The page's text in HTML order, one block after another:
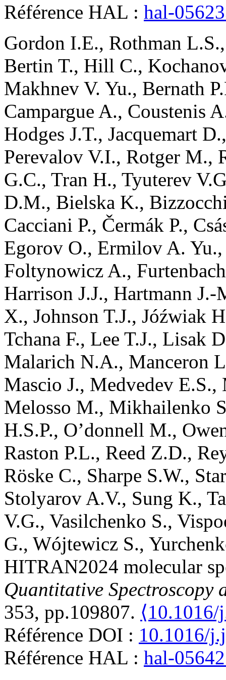
Référence HAL : hal-
Gordon I.E., Rothman L.S.
Bertin T., Hill C.,
Makhnev V. Yu., Bernath
Campargue A., Coustenis
Hodges J.T., Jacquemart D.
Perevalov V.I., Rotger M.,
G.C., Tran H., Tyuterev
D.M., Bielska K.,
Cacciani P., Čermák P.,
Egorov O., Ermilov A. Yu.
Foltynowicz A.,
Harrison J.J., Hartmann J.-
X., Johnson T.J., Jóźwiak
Tchana F., Lee T.J., Lisak
Malarich N.A., Manceron
Mascio J., Medvedev E.S.,
Melosso M., Mikhailenko
H.S.P., O’donnell M.,
Raston P.L., Reed Z.D.,
Röske C., Sharpe S.W.,
Stolyarov A.V., Sung K.,
V.G., Vasilchenko S.,
G., Wójtewicz S.,
HITRAN2024 molecular
Quantitative Spectroscopy
353, pp.109807.
Référence DOI : 10.1016/
Référence HAL : hal-